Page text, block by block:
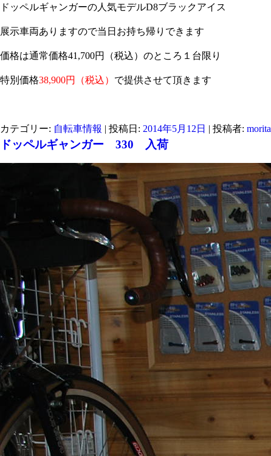
ドッペルギャンガーの人気モデルD8ブラックアイス
展示車両ありますので当日お持ち帰りできます
価格は通常価格41,700円（税込）のところ１台限り
特別価格38,900円（税込） で提供させて頂きます
カテゴリー: 自転車情報 | 投稿日: 2014年5月12日 | 投稿者: morita
ドッペルギャンガー 330 入荷